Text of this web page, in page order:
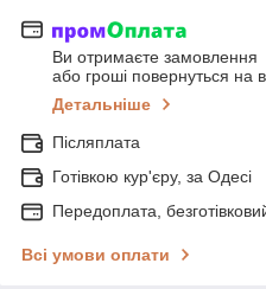
Ви отримаєте замовлення
або гроші повернуться на
Детальніше
Післяплата
Готівкою кур'єру, за Одесі
Передоплата,
Всі умови оплати